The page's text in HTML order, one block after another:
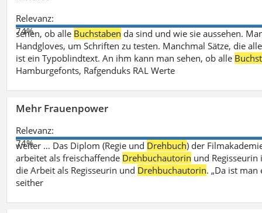
Relevanz:
74%
sehen, ob alle Buchstaben da sind und wie sie aussehen.
Handgloves, um Schriften zu testen. Manchmal Sätze, die
ist ein Typoblindtext. An ihm kann man sehen, ob alle
Hamburgefonts, Rafgenduks RAL Werte
Mehr Frauenpower
Relevanz:
74%
weiter … Das Diplom (Regie und Drehbuch) der
arbeitet als freischaffende Drehbuchautorin und
die Arbeit als Regisseurin und Drehbuchautorin. „Da ist
seither